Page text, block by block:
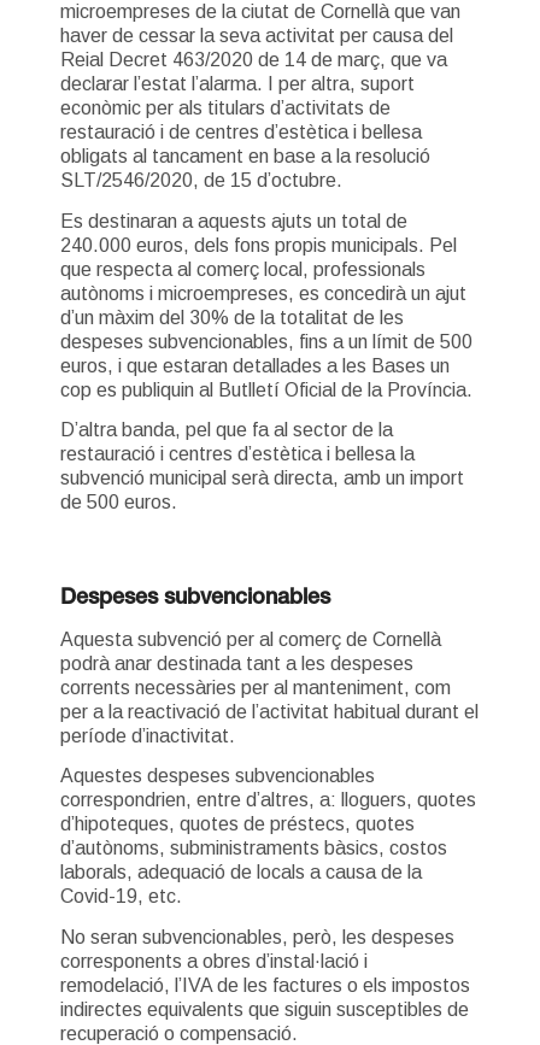
microempreses de la ciutat de Cornellà que van
haver de cessar la seva activitat per causa del
Reial Decret 463/2020 de 14 de març, que va
declarar l’estat l’alarma. I per altra, suport
econòmic per als titulars d’activitats de
restauració i de centres d’estètica i bellesa
obligats al tancament en base a la resolució
SLT/2546/2020, de 15 d’octubre.
Es destinaran a aquests ajuts un total de
240.000 euros, dels fons propis municipals. Pel
que respecta al comerç local, professionals
autònoms i microempreses, es concedirà un ajut
d’un màxim del 30% de la totalitat de les
despeses subvencionables, fins a un límit de 500
euros, i que estaran detallades a les Bases un
cop es publiquin al Butlletí Oficial de la Província.
D’altra banda, pel que fa al sector de la
restauració i centres d’estètica i bellesa la
subvenció municipal serà directa, amb un import
de 500 euros.
Despeses subvencionables
Aquesta subvenció per al comerç de Cornellà
podrà anar destinada tant a les despeses
corrents necessàries per al manteniment, com
per a la reactivació de l’activitat habitual durant el
període d’inactivitat.
Aquestes despeses subvencionables
correspondrien, entre d’altres, a: lloguers, quotes
d’hipoteques, quotes de préstecs, quotes
d’autònoms, subministraments bàsics, costos
laborals, adequació de locals a causa de la
Covid-19, etc.
No seran subvencionables, però, les despeses
corresponents a obres d’instal·lació i
remodelació, l’IVA de les factures o els impostos
indirectes equivalents que siguin susceptibles de
recuperació o compensació.